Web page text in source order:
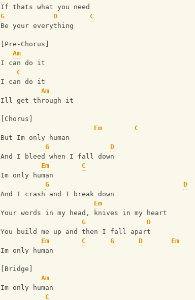
If thats what you need
G
D
C
Be your everything
[Pre-Chorus]
Am
I can do it
C
I can do it
Am
Ill get through it
[Chorus]
Em
C
But Im only human
G
D
And I bleed when I fall down
Em
C
Im only human
G
D
And I crash and I break down
Em
Your words in my head, knives in my heart
G
D
You build me up and then I fall apart
Em
C G D
Em
Im only human
[Bridge]
Am
Im only human
C